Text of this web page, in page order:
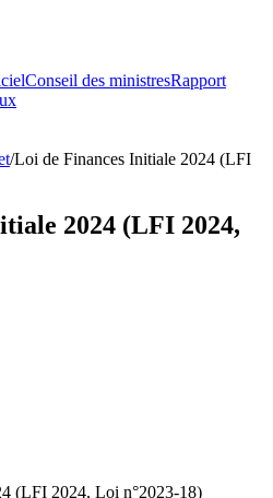
Conseil des ministresRapport
/Loi de Finances Initiale 2024 (LFI
2024 (LFI 2024,